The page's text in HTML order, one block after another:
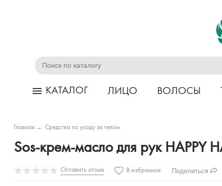
КАТАЛОГ ЛИЦО ВОЛОСЫ
Главная → Средства по уходу за телом
Sos-крем-масло для рук HAPPY
Оставить отзыв В избранное Поделиться